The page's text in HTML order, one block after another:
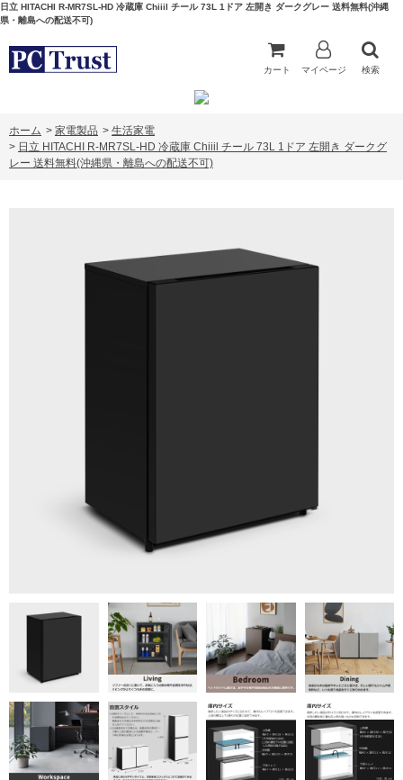
日立 HITACHI R-MR7SL-HD 冷蔵庫 Chiiil チール 73L 1ドア 左開き ダークグレー 送料無料(沖縄
県・離島への配送不可)
カート マイページ 検索
ホーム > 家電製品 > 生活家電
> 日立 HITACHI R-MR7SL-HD 冷蔵庫 Chiiil チール 73L 1ドア 左開き ダークグ
レー 送料無料(沖縄県・離島への配送不可)